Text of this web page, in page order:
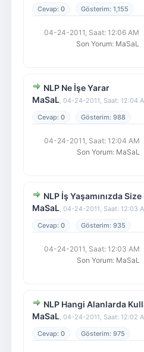
0 1,155
04-24-2011, Saat: 12:06 AM
Son Yorum: MaSaL
NLP Ne İşe Yarar
MaSaL, 04-24-2011, Saat: 12:04
0
988
04-24-2011, Saat: 12:04 AM
Son Yorum: MaSaL
NLP İş Yaşamınızda
MaSaL, 04-24-2011, Saat: 12:03
0
935
04-24-2011, Saat: 12:03 AM
Son Yorum: MaSaL
NLP Hangi Alanlarda
MaSaL, 04-24-2011, Saat: 12:02
0
975